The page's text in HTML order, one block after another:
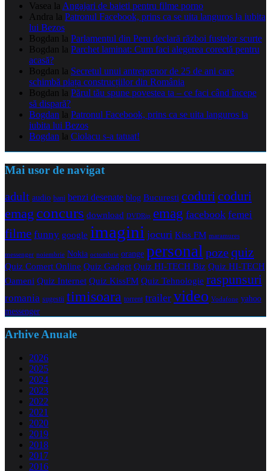
Vasea la Angajari de baieti pentru filme porno
Andra la Patronul Facebook, prins ca se uita languros la iubita
lui Bezos
Bogdan la Parlamentul din Peru declară război fustelor scurte
Bogdan la Parchet laminat: Cum faci alegerea corectă pentru
acasă?
Bogdan la Secretul unui antreprenor de 25 de ani care
schimbă piața construcțiilor din România
Bogdan la Părul tău spune povestea ta – ce faci când începe
să dispară?
Bogdan la Patronul Facebook, prins ca se uita languros la
iubita lui Bezos
Bogdan la Ciolacu s-a tatuat!
Mai usor de navigat
adult audio bani benzi desenate blog Bucuresti coduri coduri
emag concurs download DVDRip emag facebook femei
filme funny google imagini jocuri Kiss FM maramures
messenger noiembrie Nokia octombrie orange personal pozequiz
Quiz Comert Online Quiz Gadget Quiz HI-TECH Biz Quiz HI-TECH
Oameni Quiz Internet Quiz KissFM Quiz Tehnologie raspunsuri
romania sugestii timisoara torrent trailer video Vodafone yahoo
messenger
Arhive Anuale
2026
2025
2024
2023
2022
2021
2020
2019
2018
2017
2016